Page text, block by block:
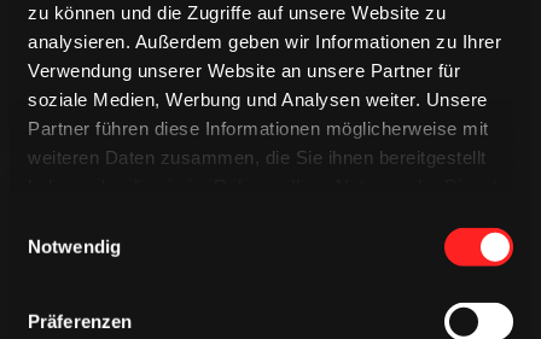
zu können und die Zugriffe auf unsere Website zu
analysieren. Außerdem geben wir Informationen zu Ihrer
Verwendung unserer Website an unsere Partner für
soziale Medien, Werbung und Analysen weiter. Unsere
Partner führen diese Informationen möglicherweise mit
weiteren Daten zusammen, die Sie ihnen bereitgestellt
Notwendig
Präferenzen